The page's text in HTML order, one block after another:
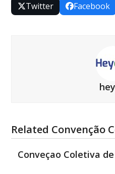
Twitter Facebook
Related Convenção
Conveçao Coletiva